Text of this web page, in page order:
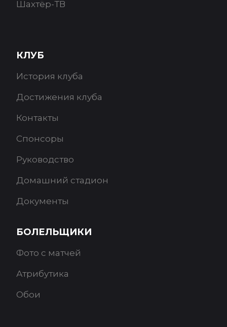
Шахтёр-ТВ
КЛУБ
История клуба
Достижения клуба
Контакты
Спонсоры
Руководство
Домашний стадион
Документы
БОЛЕЛЬЩИКИ
Фото с матчей
Атрибутика
Обои